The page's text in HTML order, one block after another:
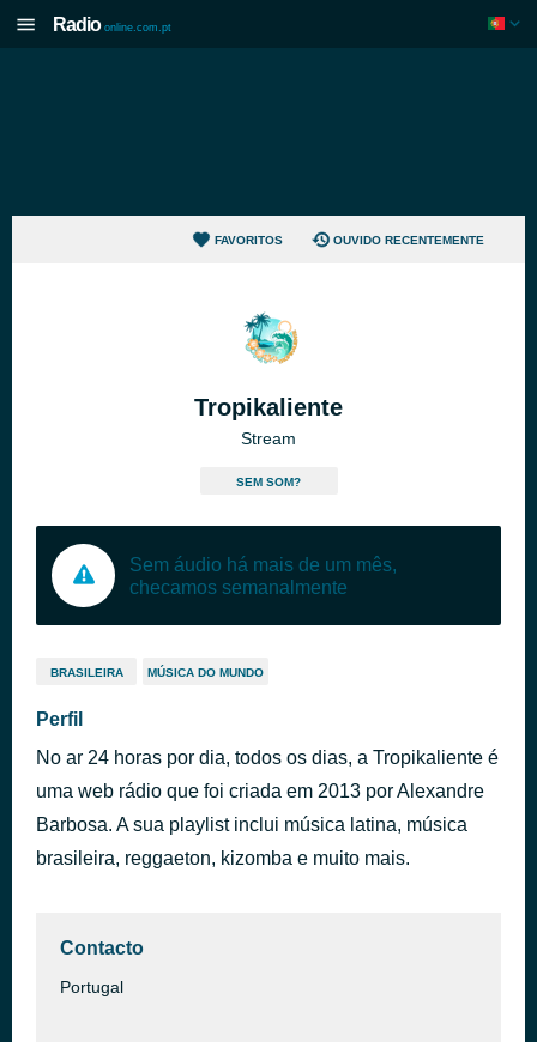
Radio online.com.pt
FAVORITOS OUVIDO RECENTEMENTE
Tropikaliente
Stream
SEM SOM?
Sem áudio há mais de um mês,
checamos semanalmente
BRASILEIRA MÚSICA DO MUNDO
Perfil
No ar 24 horas por dia, todos os dias, a Tropikaliente é
uma web rádio que foi criada em 2013 por Alexandre
Barbosa. A sua playlist inclui música latina, música
brasileira, reggaeton, kizomba e muito mais.
Contacto
Portugal